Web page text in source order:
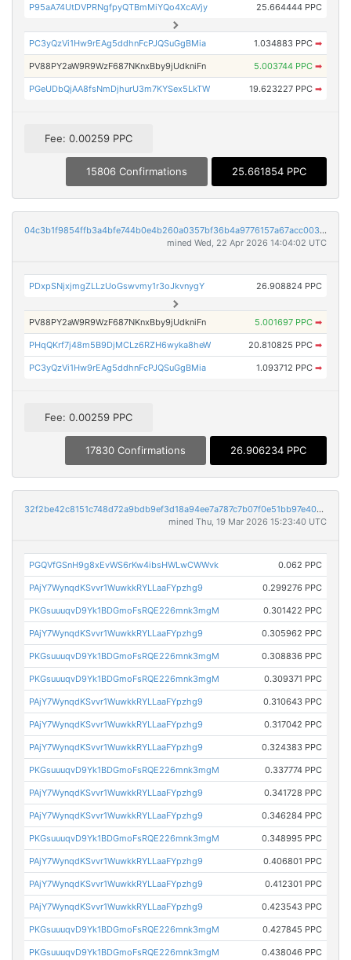
P95aA74UtDVPRNgfpyQTBmMiYQo4XcAVjy 25.664444 PPC
PC3yQzVi1Hw9rEAg5ddhnFcPJQSuGgBMia 1.034883 PPC ➡
PV88PY2aW9R9WzF687NKnxBby9jUdkniFn 5.003744 PPC ➡
PGeUDbQjAA8fsNmDjhurU3m7KYSex5LkTW 19.623227 PPC ➡
Fee: 0.00259 PPC
15806 Confirmations 25.661854 PPC
04c3b1f9854ffb3a4bfe744b0e4b260a0357bf36b4a9776157a67acc003c5ab1
mined Wed, 22 Apr 2026 14:04:02 UTC
PDxpSNjxjmgZLLzUoGswvmy1r3oJkvnygY 26.908824 PPC
PV88PY2aW9R9WzF687NKnxBby9jUdkniFn 5.001697 PPC ➡
PHqQKrf7j48m5B9DjMCLz6RZH6wyka8heW 20.810825 PPC ➡
PC3yQzVi1Hw9rEAg5ddhnFcPJQSuGgBMia 1.093712 PPC ➡
Fee: 0.00259 PPC
17830 Confirmations 26.906234 PPC
32f2be42c8151c748d72a9bdb9ef3d18a94ee7a787c7b07f0e51bb97e40a5b75
mined Thu, 19 Mar 2026 15:23:40 UTC
PGQVfGSnH9g8xEvWS6rKw4ibsHWLwCWWvk 0.062 PPC
PAjY7WynqdKSvvr1WuwkkRYLLaaFYpzhg9 0.299276 PPC
PKGsuuuqvD9Yk1BDGmoFsRQE226mnk3mgM 0.301422 PPC
PAjY7WynqdKSvvr1WuwkkRYLLaaFYpzhg9 0.305962 PPC
PKGsuuuqvD9Yk1BDGmoFsRQE226mnk3mgM 0.308836 PPC
PKGsuuuqvD9Yk1BDGmoFsRQE226mnk3mgM 0.309371 PPC
PAjY7WynqdKSvvr1WuwkkRYLLaaFYpzhg9 0.310643 PPC
PAjY7WynqdKSvvr1WuwkkRYLLaaFYpzhg9 0.317042 PPC
PAjY7WynqdKSvvr1WuwkkRYLLaaFYpzhg9 0.324383 PPC
PKGsuuuqvD9Yk1BDGmoFsRQE226mnk3mgM 0.337774 PPC
PAjY7WynqdKSvvr1WuwkkRYLLaaFYpzhg9 0.341728 PPC
PAjY7WynqdKSvvr1WuwkkRYLLaaFYpzhg9 0.346284 PPC
PKGsuuuqvD9Yk1BDGmoFsRQE226mnk3mgM 0.348995 PPC
PAjY7WynqdKSvvr1WuwkkRYLLaaFYpzhg9 0.406801 PPC
PAjY7WynqdKSvvr1WuwkkRYLLaaFYpzhg9 0.412301 PPC
PAjY7WynqdKSvvr1WuwkkRYLLaaFYpzhg9 0.423543 PPC
PKGsuuuqvD9Yk1BDGmoFsRQE226mnk3mgM 0.427845 PPC
PKGsuuuqvD9Yk1BDGmoFsRQE226mnk3mgM 0.438046 PPC